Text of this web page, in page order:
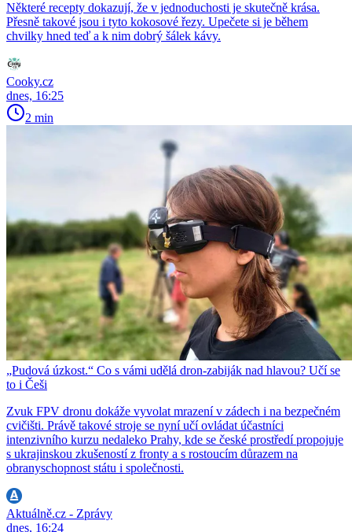
Některé recepty dokazují, že v jednoduchosti je skutečně krása.
Přesně takové jsou i tyto kokosové řezy. Upečete si je během
chvilky hned teď a k nim dobrý šálek kávy.
Cooky.cz
dnes, 16:25
2 min
„Pudová úzkost.“ Co s vámi udělá dron-zabiják nad hlavou? Učí se
to i Češi
Zvuk FPV dronu dokáže vyvolat mrazení v zádech i na bezpečném
cvičišti. Právě takové stroje se nyní učí ovládat účastníci
intenzivního kurzu nedaleko Prahy, kde se české prostředí propojuje
s ukrajinskou zkušeností z fronty a s rostoucím důrazem na
obranyschopnost státu i společnosti.
Aktuálně.cz - Zprávy
dnes, 16:24